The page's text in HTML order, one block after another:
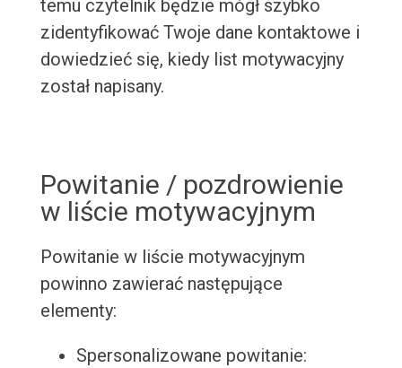
temu czytelnik będzie mógł szybko
zidentyfikować Twoje dane kontaktowe i
dowiedzieć się, kiedy list motywacyjny
został napisany.
Powitanie / pozdrowienie
w liście motywacyjnym
Powitanie w liście motywacyjnym
powinno zawierać następujące
elementy:
Spersonalizowane powitanie: